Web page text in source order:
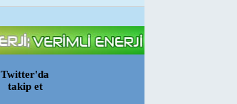
Twitter'da
takip et